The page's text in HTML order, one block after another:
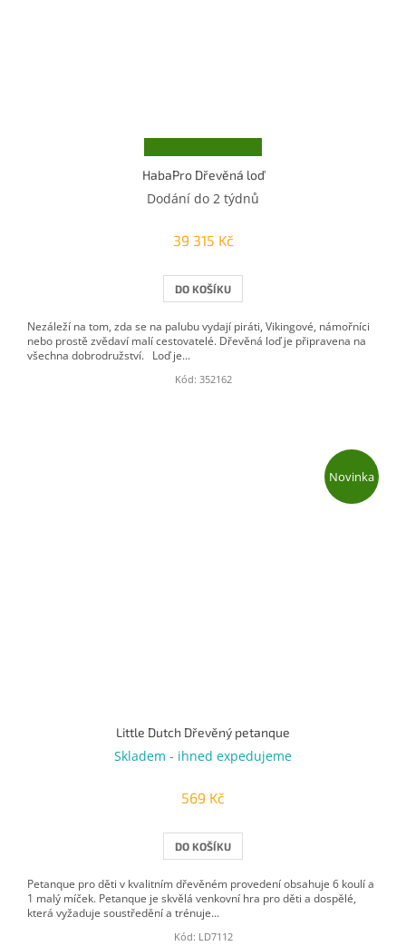
HabaPro Dřevěná loď
Dodání do 2 týdnů
39 315 Kč
DO KOŠÍKU
Nezáleží na tom, zda se na palubu vydají piráti, Vikingové, námořníci
nebo prostě zvědaví malí cestovatelé. Dřevěná loď je připravena na
všechna dobrodružství. Loď je...
Kód: 352162
Novinka
Little Dutch Dřevěný petanque
Skladem - ihned expedujeme
569 Kč
DO KOŠÍKU
Petanque pro děti v kvalitním dřevěném provedení obsahuje 6 koulí a
1 malý míček. Petanque je skvělá venkovní hra pro děti a dospělé,
která vyžaduje soustředění a trénuje...
Kód: LD7112